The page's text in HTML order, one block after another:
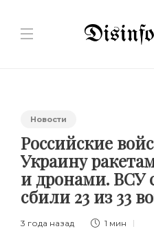
Новости
Российские
Украину
и дронами. ВСУ
сбили 23 из 33
3 года назад 1 мин